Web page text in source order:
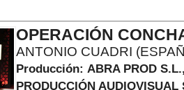
OPERACIÓN
ANTONIO CUADRI
Producción: ABRA PROD S.L.
PRODUCCIÓN AUDIOVISUAL